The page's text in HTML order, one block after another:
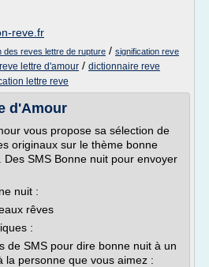
reve.fr
des reves lettre de rupture / signification reve
lettre d'amour / dictionnaire reve
lettre reve
d'Amour
vous propose sa sélection de
originaux sur le thème bonne
Des SMS Bonne nuit pour envoyer
nuit :
rêves
:
de SMS pour dire bonne nuit à un
la personne que vous aimez :